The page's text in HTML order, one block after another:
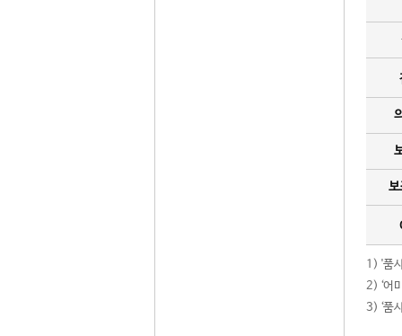
보
1) '품
2) ‘어
3) ‘품